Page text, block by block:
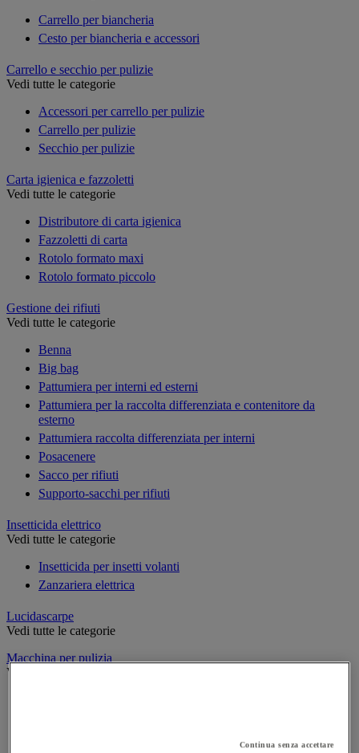
Carrello per biancheria
Cesto per biancheria e accessori
Carrello e secchio per pulizie
Vedi tutte le categorie
Accessori per carrello per pulizie
Carrello per pulizie
Secchio per pulizie
Carta igienica e fazzoletti
Vedi tutte le categorie
Distributore di carta igienica
Fazzoletti di carta
Rotolo formato maxi
Rotolo formato piccolo
Gestione dei rifiuti
Vedi tutte le categorie
Benna
Big bag
Pattumiera per interni ed esterni
Pattumiera per la raccolta differenziata e contenitore da
esterno
Pattumiera raccolta differenziata per interni
Posacenere
Sacco per rifiuti
Supporto-sacchi per rifiuti
Insetticida elettrico
Vedi tutte le categorie
Insetticida per insetti volanti
Zanzariera elettrica
Lucidascarpe
Vedi tutte le categorie
Macchina per pulizia
Vedi tutte le categorie
Continua senza accettare